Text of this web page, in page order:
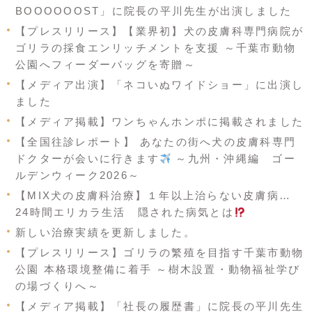
BOOOOOOST」に院長の平川先生が出演しました
【プレスリリース】【業界初】犬の皮膚科専門病院が
ゴリラの採食エンリッチメントを支援 ～千葉市動物
公園へフィーダーバッグを寄贈～
【メディア出演】「ネコいぬワイドショー」に出演し
ました
【メディア掲載】ワンちゃんホンポに掲載されました
【全国往診レポート】 あなたの街へ犬の皮膚科専門
ドクターが会いに行きます
～九州・沖縄編 ゴー
ルデンウィーク2026～
【MIX犬の皮膚科治療】１年以上治らない皮膚病…
24時間エリカラ生活 隠された病気とは
新しい治療実績を更新しました。
【プレスリリース】ゴリラの繁殖を目指す千葉市動物
公園 本格環境整備に着手 ～樹木設置・動物福祉学び
の場づくりへ～
【メディア掲載】「社長の履歴書」に院長の平川先生